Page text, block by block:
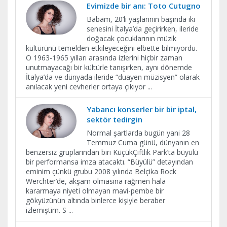
Evimizde bir anı: Toto Cutugno
Babam, 20’li yaşlarının başında iki
senesini İtalya’da geçirirken, ileride
doğacak çocuklarının müzik
kültürünü temelden etkileyeceğini elbette bilmiyordu.
O 1963-1965 yılları arasında izlerini hiçbir zaman
unutmayacağı bir kültürle tanışırken, aynı dönemde
İtalya’da ve dünyada ileride “duayen müzisyen” olarak
anılacak yeni cevherler ortaya çıkıyor ...
Yabancı konserler bir bir iptal,
sektör tedirgin
Normal şartlarda bugün yani 28
Temmuz Cuma günü, dünyanın en
benzersiz gruplarından biri KüçükÇiftlik Park’ta büyülü
bir performansa imza atacaktı. “Büyülü” detayından
eminim çünkü grubu 2008 yılında Belçika Rock
Werchter’de, akşam olmasına rağmen hala
kararmaya niyeti olmayan mavi-pembe bir
gökyüzünün altında binlerce kişiyle beraber
izlemiştim. S ...